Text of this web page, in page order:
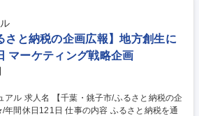
さと納税の企画広報】地方創生に
マーケティング戦略企画
と納税の企
の内容 ふるさと納税を通